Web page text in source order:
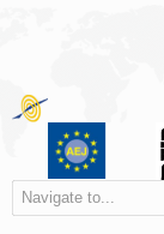
Navigate to...